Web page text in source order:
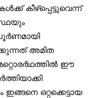
കീഴ്‌പ്പെട്ടുവെന്ന്
അമിത
മറ്റൊരർഥത്തിൽ ഈ
ഒറ്റക്കെട്ടായ